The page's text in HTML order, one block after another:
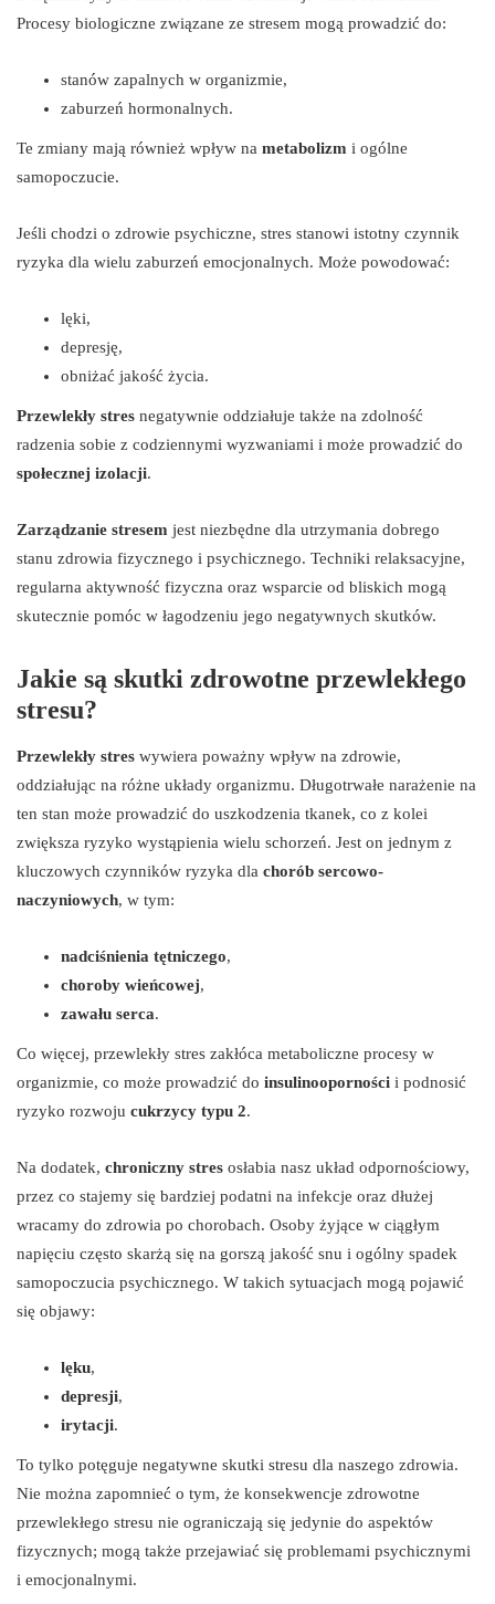
Procesy biologiczne związane ze stresem mogą prowadzić do:
stanów zapalnych w organizmie,
zaburzeń hormonalnych.
Te zmiany mają również wpływ na metabolizm i ogólne
samopoczucie.
Jeśli chodzi o zdrowie psychiczne, stres stanowi istotny czynnik
ryzyka dla wielu zaburzeń emocjonalnych. Może powodować:
lęki,
depresję,
obniżać jakość życia.
Przewlekły stres negatywnie oddziałuje także na zdolność
radzenia sobie z codziennymi wyzwaniami i może prowadzić do
społecznej izolacji.
Zarządzanie stresem jest niezbędne dla utrzymania dobrego
stanu zdrowia fizycznego i psychicznego. Techniki relaksacyjne,
regularna aktywność fizyczna oraz wsparcie od bliskich mogą
skutecznie pomóc w łagodzeniu jego negatywnych skutków.
Jakie są skutki zdrowotne przewlekłego
stresu?
Przewlekły stres wywiera poważny wpływ na zdrowie,
oddziałując na różne układy organizmu. Długotrwałe narażenie na
ten stan może prowadzić do uszkodzenia tkanek, co z kolei
zwiększa ryzyko wystąpienia wielu schorzeń. Jest on jednym z
kluczowych czynników ryzyka dla chorób sercowo-
naczyniowych, w tym:
nadciśnienia tętniczego,
choroby wieńcowej,
zawału serca.
Co więcej, przewlekły stres zakłóca metaboliczne procesy w
organizmie, co może prowadzić do insulinooporności i podnosić
ryzyko rozwoju cukrzycy typu 2.
Na dodatek, chroniczny stres osłabia nasz układ odpornościowy,
przez co stajemy się bardziej podatni na infekcje oraz dłużej
wracamy do zdrowia po chorobach. Osoby żyjące w ciągłym
napięciu często skarżą się na gorszą jakość snu i ogólny spadek
samopoczucia psychicznego. W takich sytuacjach mogą pojawić
się objawy:
lęku,
depresji,
irytacji.
To tylko potęguje negatywne skutki stresu dla naszego zdrowia.
Nie można zapomnieć o tym, że konsekwencje zdrowotne
przewlekłego stresu nie ograniczają się jedynie do aspektów
fizycznych; mogą także przejawiać się problemami psychicznymi
i emocjonalnymi.